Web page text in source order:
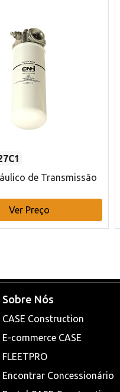
de Transmissão
Ver Preço
Sobre Nós
CASE Construction
E-commerce CASE
FLEETPRO
Encontrar Concessionário